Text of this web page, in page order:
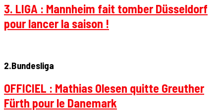
3. LIGA : Mannheim fait tomber Düsseldorf
pour lancer la saison !
2.Bundesliga
OFFICIEL : Mathias Olesen quitte Greuther
Fürth pour le Danemark